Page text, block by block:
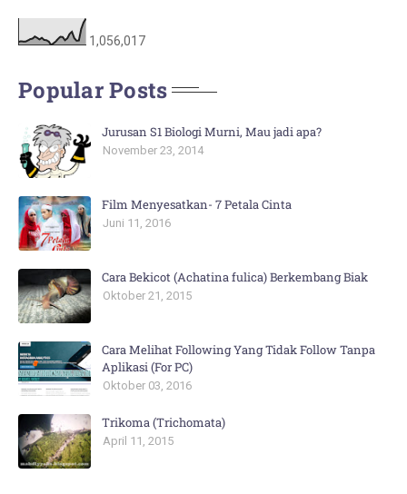
1,056,017
Popular Posts
Jurusan S1 Biologi Murni, Mau jadi apa?
November 23, 2014
Film Menyesatkan- 7 Petala Cinta
Juni 11, 2016
Cara Bekicot (Achatina fulica) Berkembang Biak
Oktober 21, 2015
Cara Melihat Following Yang Tidak Follow Tanpa
Aplikasi (For PC)
Oktober 03, 2016
Trikoma (Trichomata)
April 11, 2015